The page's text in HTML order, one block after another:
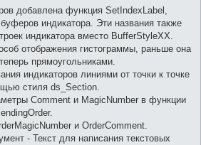
добавлена функция SetIndexLabel,
индикатора. Эти названия также
индикатора вместо BufferStyleXX.
отображения гистограммы, раньше она
прямоугольниками.
индикаторов линиями от точки к точке
стиля ds_Section.
Comment и MagicNumber в функции
и OrderComment.
- Текст для написания текстовых